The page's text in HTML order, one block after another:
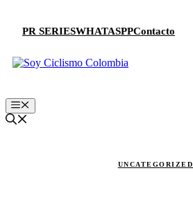
contenido
PR SERIESWHATASPPContacto
Menú
UNCATEGORIZED